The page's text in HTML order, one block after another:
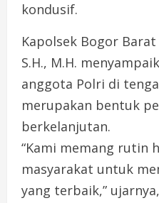
kondusif.
Kapolsek Bogor
S.H., M.H.
anggota Polri di
merupakan bentuk
berkelanjutan.
“Kami memang rutin
masyarakat untuk
yang terbaik,”